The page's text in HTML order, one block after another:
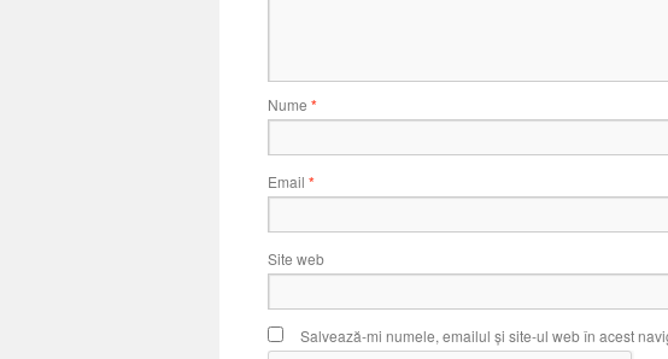
Nume *
Email *
Site web
Salvează-mi numele, emailul și site-ul web în acest